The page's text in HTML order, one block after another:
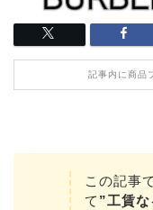
記事内に商品
この記事
て ”工賃